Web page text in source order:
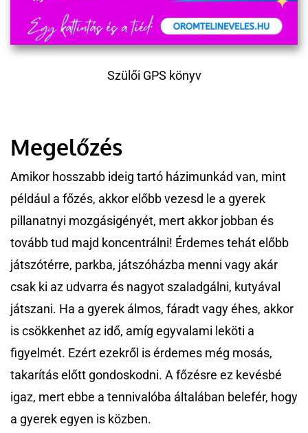
Szülői GPS könyv
Megelőzés
Amikor hosszabb ideig tartó házimunkád van, mint
például a főzés, akkor előbb vezesd le a gyerek
pillanatnyi mozgásigényét, mert akkor jobban és
tovább tud majd koncentrálni! Érdemes tehát előbb
játszótérre, parkba, játszóházba menni vagy akár
csak ki az udvarra és nagyot szaladgálni, kutyával
játszani. Ha a gyerek álmos, fáradt vagy éhes, akkor
is csökkenhet az idő, amíg egyvalami leköti a
figyelmét. Ezért ezekről is érdemes még mosás,
takarítás előtt gondoskodni. A főzésre ez kevésbé
igaz, mert ebbe a tennivalóba általában belefér, hogy
a gyerek egyen is közben.